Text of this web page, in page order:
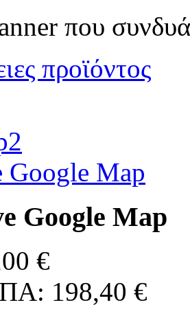
που
προϊόντος
Google Map
Google Map
€
198,40 €